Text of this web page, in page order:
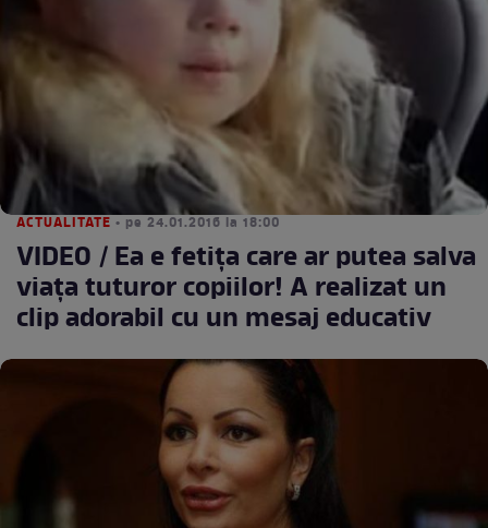
ACTUALITATE • pe 24.01.2016 la 18:00
VIDEO / Ea e fetiţa care ar putea salva
viaţa tuturor copiilor! A realizat un
clip adorabil cu un mesaj educativ